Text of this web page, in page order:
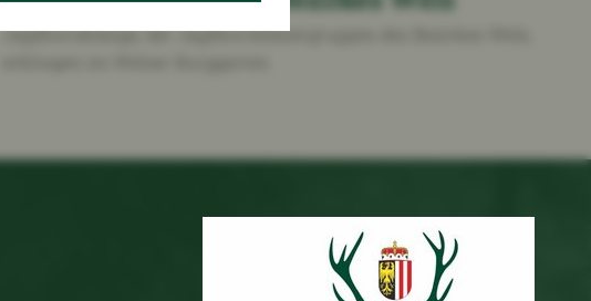
Jagdhornklänge, der Jagdhornbläsergruppen des Bezirkes Wels,